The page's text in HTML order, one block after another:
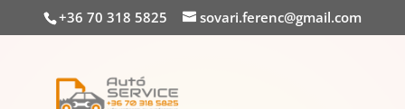
+36 70 318 5825 sovari.ferenc@gmail.com